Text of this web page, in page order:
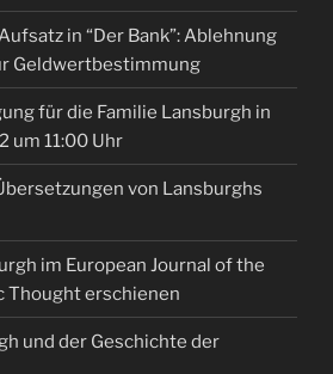
in “Der Bank”: Ablehnung
Geldwertbestimmung
für die Familie Lansburgh in
um 11:00 Uhr
von Lansburghs
im European Journal of the
Thought erschienen
und der Geschichte der